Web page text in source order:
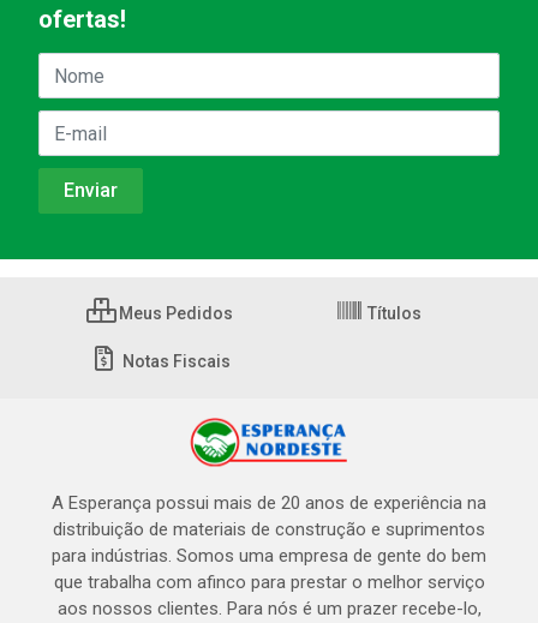
ofertas!
Meus Pedidos Títulos
Notas Fiscais
A Esperança possui mais de 20 anos de experiência na
distribuição de materiais de construção e suprimentos
para indústrias. Somos uma empresa de gente do bem
que trabalha com afinco para prestar o melhor serviço
aos nossos clientes. Para nós é um prazer recebe-lo,